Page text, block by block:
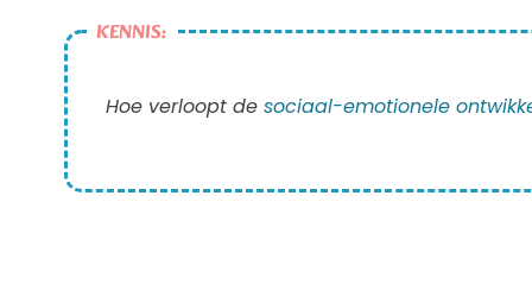
KENNIS:
Hoe verloopt de sociaal-emotionele